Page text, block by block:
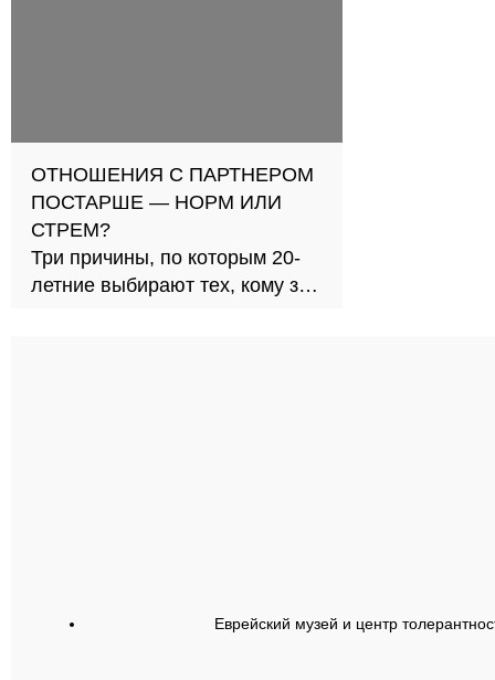
ОТНОШЕНИЯ С ПАРТНЕРОМ
ПОСТАРШЕ — НОРМ ИЛИ
СТРЕМ?
Три причины, по которым 20-
летние выбирают тех, кому за
Еврейский музей и центр